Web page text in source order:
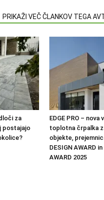
PRIKAŽI VEČ ČLANKOV TEGA
za
postajajo
EDGE PRO –
toplotna črpalka
objekte,
DESIGN AWARD
AWARD 2025